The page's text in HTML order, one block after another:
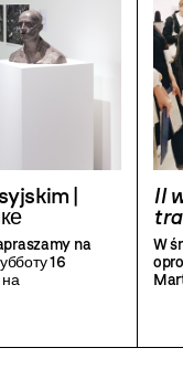
|
na
16
II
W